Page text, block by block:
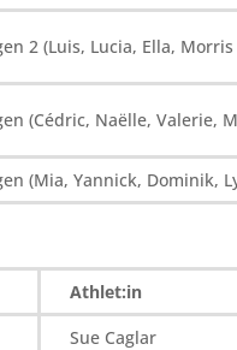
2 (Luis, Lucia, Ella,
(Cédric, Naëlle, Valerie,
(Mia, Yannick, Dominik,
Athlet:in
Sue Caglar